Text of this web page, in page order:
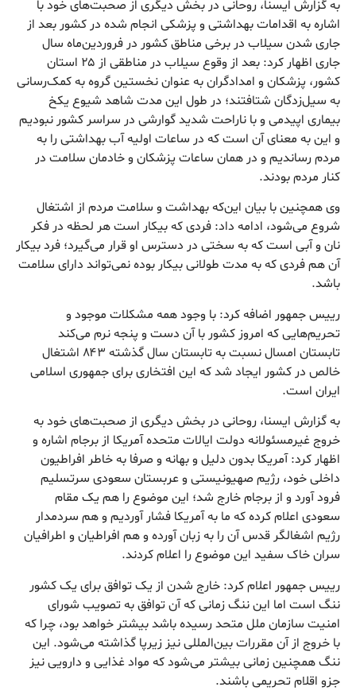
به گزارش ایسنا، روحانی در بخش دیگری از صحبت‌های خود با
اشاره به اقدامات بهداشتی و پزشکی انجام شده در کشور بعد از
جاری شدن سیلاب‌ در برخی مناطق کشور در فروردین‌ماه سال
جاری اظهار کرد: بعد از وقوع سیلاب در مناطقی از ۲۵ استان
کشور، پزشکان و امدادگران به عنوان نخستین گروه به کمک‌رسانی
به سیل‌زدگان شتافتند؛ در طول این مدت شاهد شیوع یکخ
بیماری اپیدمی و با ناراحت شدید گوارشی در سراسر کشور نبودیم
و این به معنای آن است که در ساعات اولیه آب بهداشتی را به
مردم رساندیم و در همان ساعات پزشکان و خادمان سلامت در
کنار مردم بودند.
وی همچنین با بیان این‌که بهداشت و سلامت مردم از اشتغال
شروع می‌شود، ادامه داد: فردی که بیکار است هر لحظه در فکر
نان و آبی است که به سختی در دسترس او قرار می‌گیرد؛ فرد بیکار
آن هم فردی که به مدت طولانی بیکار بوده نمی‌تواند دارای سلامت
باشد.
رییس جمهور اضافه کرد: با وجود همه مشکلات موجود و
تحریم‌هایی که امروز کشور با آن دست و پنجه نرم می‌کند
تابستان امسال نسبت به تابستان سال گذشته ۸۴۳ اشتغال
خالص در کشور ایجاد شد که این افتخاری برای جمهوری اسلامی
ایران است.
به گزارش ایسنا، روحانی در بخش دیگری از صحبت‌های خود به
خروج غیرمسئولانه دولت ایالات متحده آمریکا از برجام اشاره و
اظهار کرد: آمریکا بدون دلیل و بهانه و صرفا به خاطر افراطیون
داخلی خود، رژیم صهیونیستی و عربستان سعودی سرتسلیم
فرود آورد و از برجام خارج شد؛ این موضوع را هم یک مقام
سعودی اعلام کرده که ما به آمریکا فشار آوردیم و هم سردمدار
رژیم اشغالگر قدس آن را به زبان آورده و هم افراطیان و اطرافیان
سران خاک سفید این موضوع را اعلام کردند.
رییس جمهور اعلام کرد: خارج شدن از یک توافق برای یک کشور
ننگ است اما این ننگ زمانی که آن توافق به تصویب شورای
امنیت سازمان ملل متحد رسیده باشد بیشتر خواهد بود، چرا که
با خروج از آن مقررات بین‌المللی نیز زیرپا گذاشته می‌شود. این
ننگ همچنین زمانی بیشتر می‌شود که مواد غذایی و دارویی نیز
جزو اقلام تحریمی باشند.